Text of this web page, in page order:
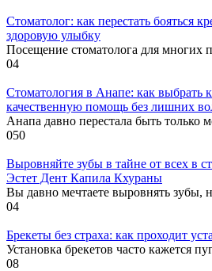
Стоматолог: как перестать бояться
здоровую улыбку
Посещение стоматолога для многих
04
Стоматология в Анапе: как выбрать
качественную помощь без лишних
Анапа давно перестала быть только
050
Выровняйте зубы в тайне от всех в
Эстет Дент Капила Кхураны
Вы давно мечтаете выровнять зубы,
04
Брекеты без страха: как проходит
Установка брекетов часто кажется
08